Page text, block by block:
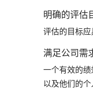
明确的评估
评估的目标应
满足公司需
一个有效的
以及他们的个